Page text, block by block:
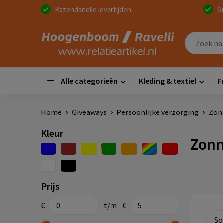
Razendsnelle levertijden
Alle categorieën Kleding & textiel
Home Giveaways Persoonlijke verzorging
Kleur
Prijs
€ t/m €